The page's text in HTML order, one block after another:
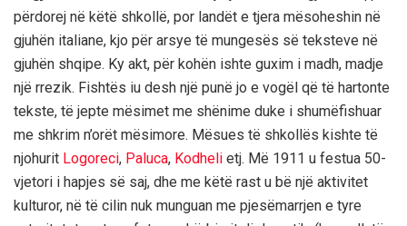
përdorej në këtë shkollë, por landët e tjera mësoheshin në
gjuhën italiane, kjo për arsye të mungesës së teksteve në
gjuhën shqipe. Ky akt, për kohën ishte guxim i madh, madje
një rrezik. Fishtës iu desh një punë jo e vogël që të hartonte
tekste, të jepte mësimet me shënime duke i shumëfishuar
me shkrim n’orët mësimore. Mësues të shkollës kishte të
njohurit Logoreci, Paluca, Kodheli etj. Më 1911 u festua 50-
vjetori i hapjes së saj, dhe me këtë rast u bë një aktivitet
kulturor, në të cilin nuk munguan me pjesëmarrjen e tyre